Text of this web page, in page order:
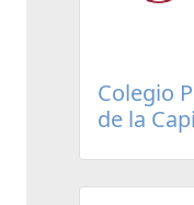
Colegio
de la